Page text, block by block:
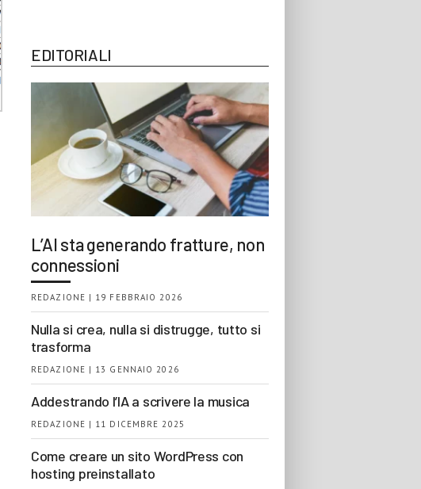
EDITORIALI
L’AI sta generando fratture, non
connessioni
REDAZIONE | 19 FEBBRAIO 2026
Nulla si crea, nulla si distrugge, tutto si
trasforma
REDAZIONE | 13 GENNAIO 2026
Addestrando l’IA a scrivere la musica
REDAZIONE | 11 DICEMBRE 2025
Come creare un sito WordPress con
hosting preinstallato